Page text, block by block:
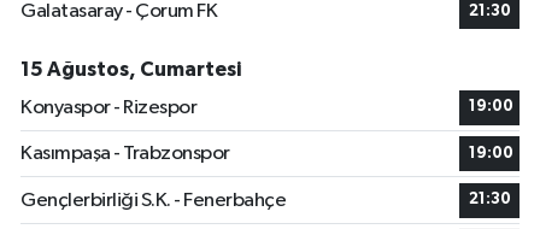
Galatasaray - Çorum FK
21:30
15 Ağustos, Cumartesi
Konyaspor - Rizespor
19:00
Kasımpaşa - Trabzonspor 19:00
Gençlerbirliği S.K. - Fenerbahçe 21:30